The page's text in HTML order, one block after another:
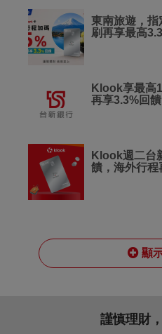
東南旅遊，指
刷再享最高
Klook享最高
再享3.3%回饋
Klook週二台
饋，海外行程
顯
謹慎理財